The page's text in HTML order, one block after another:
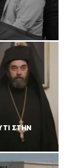
ΣΤΗΝ